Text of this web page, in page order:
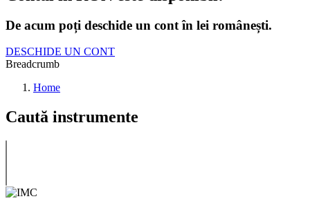
De acum poți deschide un cont în lei românești.
DESCHIDE UN CONT
Breadcrumb
Home
Caută instrumente